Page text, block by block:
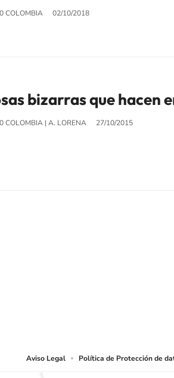
COLOMBIA 02/10/2018
bizarras que hacen
COLOMBIA| A. LORENA 27/10/2015
Aviso Legal Política de Protección de